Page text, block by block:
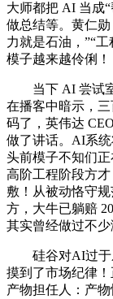
大师都把 AI 当成“
做总结等。黄仁
力就是石油，”“
模子越来越伶俐！
当下 AI 尝试室
在播客中暗示，
码了，英伟达
做了讲话。AI系
头前模子不知们
高阶工程阶段方才
敷！从被动恪守规
方，大牛已躺赔
其实曾经做过不少
硅谷对AI过于乐
摸到了市场纪律
产物担任人：产